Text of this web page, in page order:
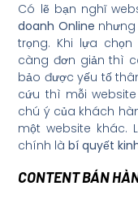
Có lẽ bạn nghĩ
doanh Online
trọng. Khi lựa
càng đơn giản thì
bảo được yếu tố
cứu thì mỗi
chú ý của khách
một website khác.
chính làbí quyết
CONTENT BÁN